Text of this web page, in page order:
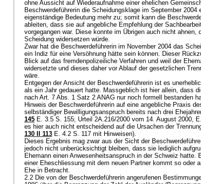
ohne Aussicht auf Wiederaufnahme einer ehelichen
Beschwerdeführerin die Scheidungsklage im September
eigenständige Bedeutung mehr zu; somit kann die
ableiten, dass sie auf angebliche Empfehlung der
vorgegangen war. Diese konnte im Übrigen auch nicht ahnen,
Scheidung widersetzen würde.
Zwar hat die Beschwerdeführerin im November 2004 das
ein Indiz für eine Versöhnung hätte sein können. Dieser
Blick auf das fremdenpolizeiliche Verfahren und weil der
widersetzte und dieses daher vor Ablauf der gesetzlichen
wäre.
Entgegen der Ansicht der Beschwerdeführerin ist es
als ein Jahr gedauert hatte. Massgeblich ist hier allein, dass
nach Art. 7 Abs. 1 Satz 2 ANAG nur noch formell bestanden
Hinweis der Beschwerdeführerin auf eine angebliche Praxis
selbständiger Bewilligungsanspruch bereits nach drei
145 E. 3.5 S. 155; Urteil 2A.216/2000 vom 14. August 2000,
es hier auch nicht entscheidend auf die Ursachen der
130 II 113 E. 4.2 S. 117 mit Hinweisen).
Dieses Ergebnis mag zwar aus der Sicht der
jedoch nicht unberücksichtigt bleiben, dass sie lediglich
Ehemann einen Anwesenheitsanspruch in der Schweiz hatte.
einer Eheschliessung mit dem neuen Partner kommt so oder
Ehe in Betracht.
2.2 Die von der Beschwerdeführerin angerufenen